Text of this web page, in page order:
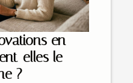
en
elles le
?